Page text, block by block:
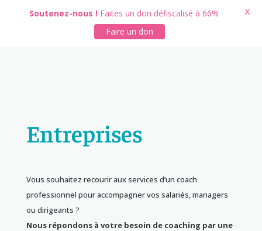
Entreprises
Vous souhaitez recourir aux services d’un coach
professionnel pour accompagner vos salariés, managers
ou dirigeants ?
Nous répondons à votre besoin de coaching par une
Soutenez-nous ! Faites un don défiscalisé à 66%
Faire un don
X